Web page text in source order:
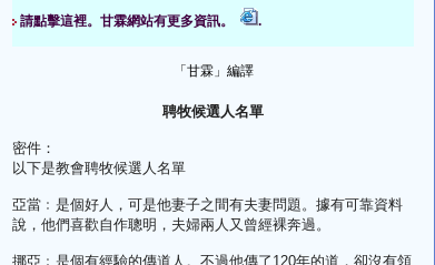
請點擊這裡。甘霖網站有更多資訊。 .
「甘霖」編譯
聘牧候選人名單
密件：
以下是教會聘牧候選人名單
亞當﹕是個好人，可是他妻子之間有夫妻問題。據有可靠資料
說，他們喜歡自作聰明，夫婦兩人又曾經裸奔過。
挪亞﹕是個有經驗的傳道人。不過他傳了120年的道，卻沒有領